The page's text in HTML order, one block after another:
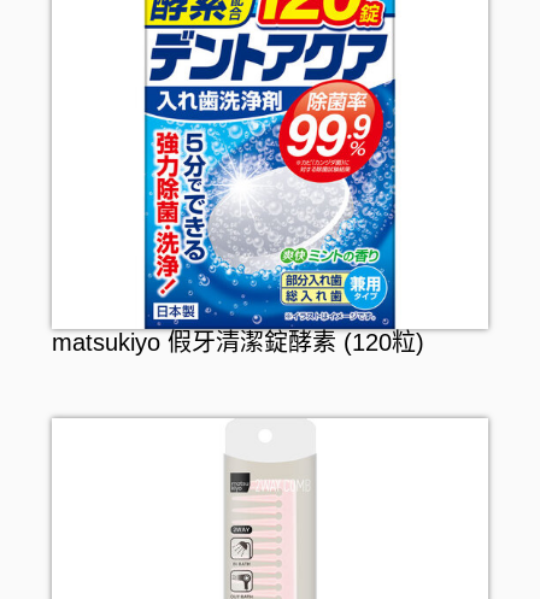
matsukiyo 假牙清潔錠酵素 (120粒)